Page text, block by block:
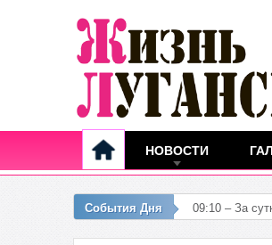
НОВОСТИ
События Дня 09:08 –